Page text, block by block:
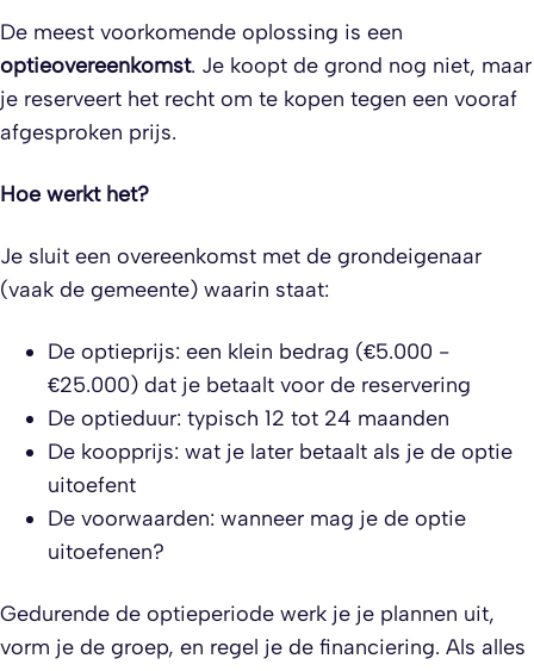
De meest voorkomende oplossing is een
optieovereenkomst. Je koopt de grond nog niet, maar
je reserveert het recht om te kopen tegen een vooraf
afgesproken prijs.
Hoe werkt het?
Je sluit een overeenkomst met de grondeigenaar
(vaak de gemeente) waarin staat:
De optieprijs: een klein bedrag (€5.000 -
€25.000) dat je betaalt voor de reservering
De optieduur: typisch 12 tot 24 maanden
De koopprijs: wat je later betaalt als je de optie
uitoefent
De voorwaarden: wanneer mag je de optie
uitoefenen?
Gedurende de optieperiode werk je je plannen uit,
vorm je de groep, en regel je de financiering. Als alles